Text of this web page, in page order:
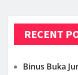
RECENT
Binus Buka